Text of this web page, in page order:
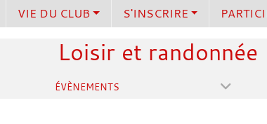
VIE DU CLUB S'INSCRIRE
Loisir et randonnée
ÉVÈNEMENTS